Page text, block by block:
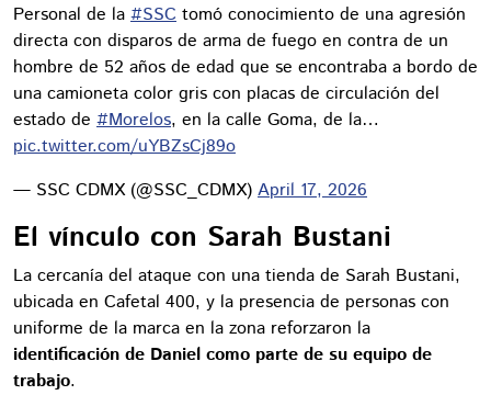
Personal de la #SSC tomó conocimiento de una agresión
directa con disparos de arma de fuego en contra de un
hombre de 52 años de edad que se encontraba a bordo de
una camioneta color gris con placas de circulación del
estado de #Morelos, en la calle Goma, de la…
pic.twitter.com/uYBZsCj89o
— SSC CDMX (@SSC_CDMX) April 17, 2026
El vínculo con Sarah Bustani
La cercanía del ataque con una tienda de Sarah Bustani,
ubicada en Cafetal 400, y la presencia de personas con
uniforme de la marca en la zona reforzaron la
identificación de Daniel como parte de su equipo de
trabajo.